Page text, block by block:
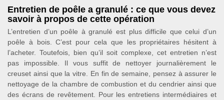
Entretien de poêle a granulé : ce que vous devez
savoir à propos de cette opération
L’entretien d’un poêle à granulé est plus difficile que celui d’un
poêle à bois. C’est pour cela que les propriétaires hésitent à
l’acheter. Toutefois, bien qu’il soit complexe, cet entretien n’est
pas impossible. Il vous suffit de nettoyer journalièrement le
creuset ainsi que la vitre. En fin de semaine, pensez à assurer le
nettoyage de la chambre de combustion et du cendrier ainsi que
des écrans de revêtement. Pour les entretiens intermédiaires et